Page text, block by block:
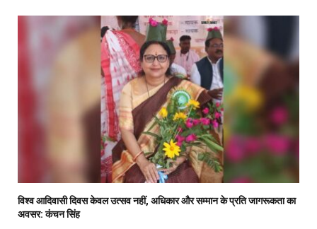
विश्व आदिवासी दिवस केवल उत्सव नहीं, अधिकार और सम्मान के प्रति जागरूकता का
अवसर: कंचन सिंह